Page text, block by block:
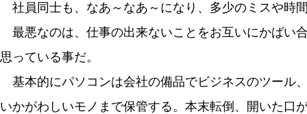
社員同士も、なあ～なあ～になり、多少のミスや時
最悪なのは、仕事の出来ないことをお互いにかばい
思っている事だ。
基本的にパソコンは会社の備品でビジネスのツール
いかがわしいモノまで保管する。本末転倒、開いた口